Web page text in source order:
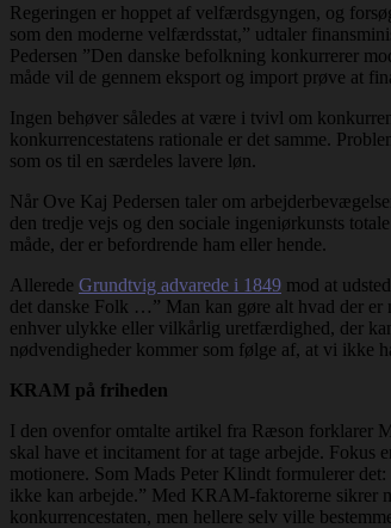
Regeringen er hoppet af velfærdsgyngen, og
som den moderne velfærdsstat,” udtaler
Pedersen ”Den danske befolkning konkurrerer
måde vil de gennem eksport og import prøve at
Ingen behøver således at være i tvivl om
konkurrencestatens rationale er det samme.
som os til en særdeles lavere løn.
Når Ove Kaj Pedersen taler om
den tredje vejs og den sociale ingeniørkunsts
måde, der er befordrende ham eller hende.
Allerede Grundtvig advarede i 1849 mod at
det danske Folk …” Man kan gøre alt hvad der er
enhver ulykke eller vilkårlig uretfærdighed, der
nødvendigheder kommer som følge af, at vi ikke
KRAM på friheden
I den ovenfor omtalte artikel fra Ræson forklarer
skal have et incitament for at tage arbejde. Fokus
motionere. Som Mads Peter Klindt formulerer
ikke kan arbejde.” Med KRAM-faktorerne sikrer
konkurrencestaten, men hellere selv ville